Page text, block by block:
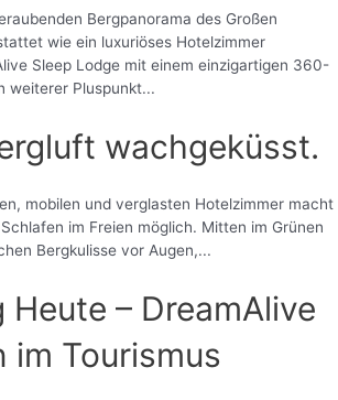
Bergpanorama des Großen
wie ein luxuriöses Hotelzimmer
Sleep Lodge mit einem einzigartigen 360-
weiterer Pluspunkt...
wachgeküsst.
mobilen und verglasten Hotelzimmer macht
im Freien möglich. Mitten im Grünen
Bergkulisse vor Augen,...
Heute – DreamAlive
im Tourismus